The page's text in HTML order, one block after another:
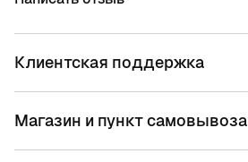
Клиентская поддержка
Магазин и пункт самовывоза